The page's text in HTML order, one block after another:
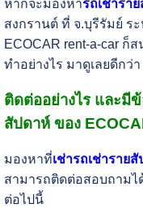
หากจะมองหารถเช่ารา
สงกรานต์ ที่ จ.บุรีรัมย์ ร
ECOCAR rent-a-car
ทำอย่างไร มาดูเลยดีกว่า
ติดต่ออย่างไร และมี
สัปดาห์ ของ
มองหาที่เช่ารถเช่าราย
สามารถติดต่อสอบถามไ
ต่อไปนี้